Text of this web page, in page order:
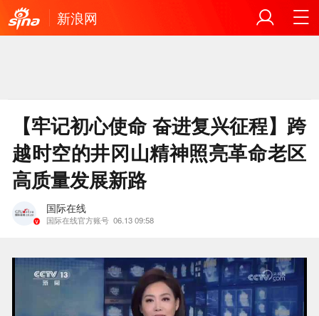
新浪网
【牢记初心使命 奋进复兴征程】跨
越时空的井冈山精神照亮革命老区
高质量发展新路
国际在线
国际在线官方账号 06.13 09:58